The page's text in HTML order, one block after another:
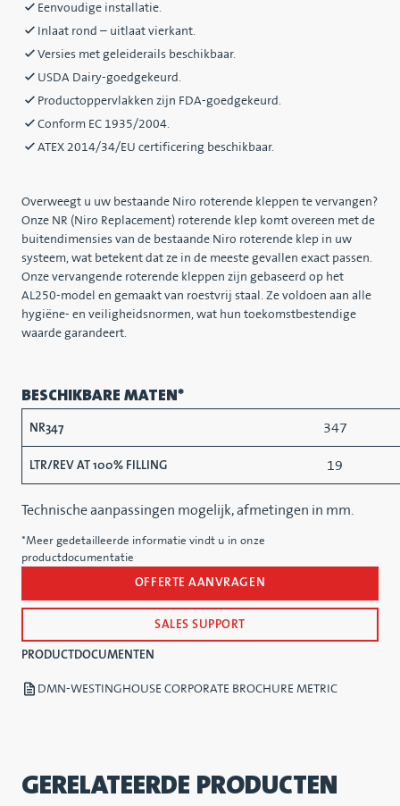
Eenvoudige installatie.
Inlaat rond – uitlaat vierkant.
Versies met geleiderails beschikbaar.
USDA Dairy-goedgekeurd.
Productoppervlakken zijn FDA-goedgekeurd.
Conform EC 1935/2004.
ATEX 2014/34/EU certificering beschikbaar.
Overweegt u uw bestaande Niro roterende kleppen te vervangen?
Onze NR (Niro Replacement) roterende klep komt overeen met de
buitendimensies van de bestaande Niro roterende klep in uw
systeem, wat betekent dat ze in de meeste gevallen exact passen.
Onze vervangende roterende kleppen zijn gebaseerd op het
AL250-model en gemaakt van roestvrij staal. Ze voldoen aan alle
hygiëne- en veiligheidsnormen, wat hun toekomstbestendige
waarde garandeert.
BESCHIKBARE MATEN*
NR347 347
LTR/REV AT 100% FILLING 19
Technische aanpassingen mogelijk, afmetingen in mm.
*Meer gedetailleerde informatie vindt u in onze
productdocumentatie
OFFERTE AANVRAGEN
SALES SUPPORT
PRODUCTDOCUMENTEN
DMN-WESTINGHOUSE CORPORATE BROCHURE METRIC
GERELATEERDE PRODUCTEN